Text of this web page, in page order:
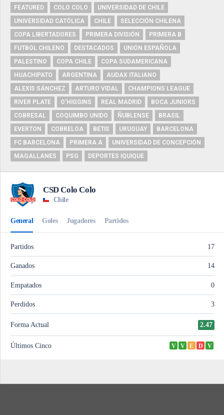
FEATURED COLO COLO
UNIVERSIDAD DE CHILE
UNIVERSIDAD CATÓLICA
CHILE
SELECCIÓN CHILENA
COPA LIBERTADORES
PRIMERA DIVISIÓN
PRIMERA B
FUTBOL CHILENO
DESTACADOS
UNIÓN ESPAÑOLA
PALESTINO
COPA CHILE
COPA SUDAMERICANA
HUACHIPATO
ARGENTINA
AUDAX ITALIANO
ALEXIS SÁNCHEZ
ARTURO VIDAL
CHAMPIONS LEAGUE
RIVER PLATE
O'HIGGINS REAL MADRID
BOCA JUNIORS
COBRESAL
COQUIMBO UNIDO ÑUBLENSE
BRASIL
EVERTON
COBRELOA BETIS URUGUAY
BARCELONA
FC BARCELONA
PRIMERA A
UNIVERSIDAD DE CONCEPCIÓN
MAGALLANES
PSG DEPORTES IQUIQUE